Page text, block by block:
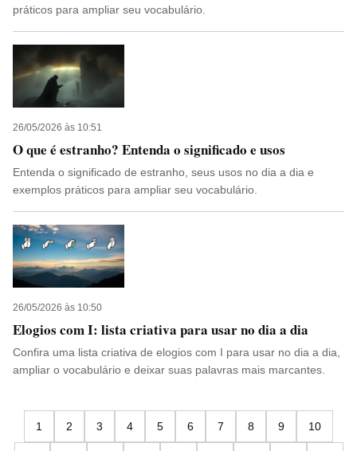
práticos para ampliar seu vocabulário.
26/05/2026 às 10:51
O que é estranho? Entenda o significado e usos
Entenda o significado de estranho, seus usos no dia a dia e
exemplos práticos para ampliar seu vocabulário.
26/05/2026 às 10:50
Elogios com I: lista criativa para usar no dia a dia
Confira uma lista criativa de elogios com I para usar no dia a dia,
ampliar o vocabulário e deixar suas palavras mais marcantes.
1 2 3 4 5 6 7 8 9 10